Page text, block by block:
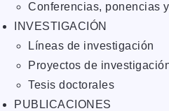
Conferencias, ponencias
INVESTIGACIÓN
Líneas de investigación
Proyectos de
Tesis doctorales
PUBLICACIONES